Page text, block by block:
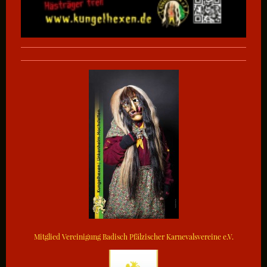
Mitglied Vereinigung Badisch Pfälzischer Karnevalsvereine e.V.